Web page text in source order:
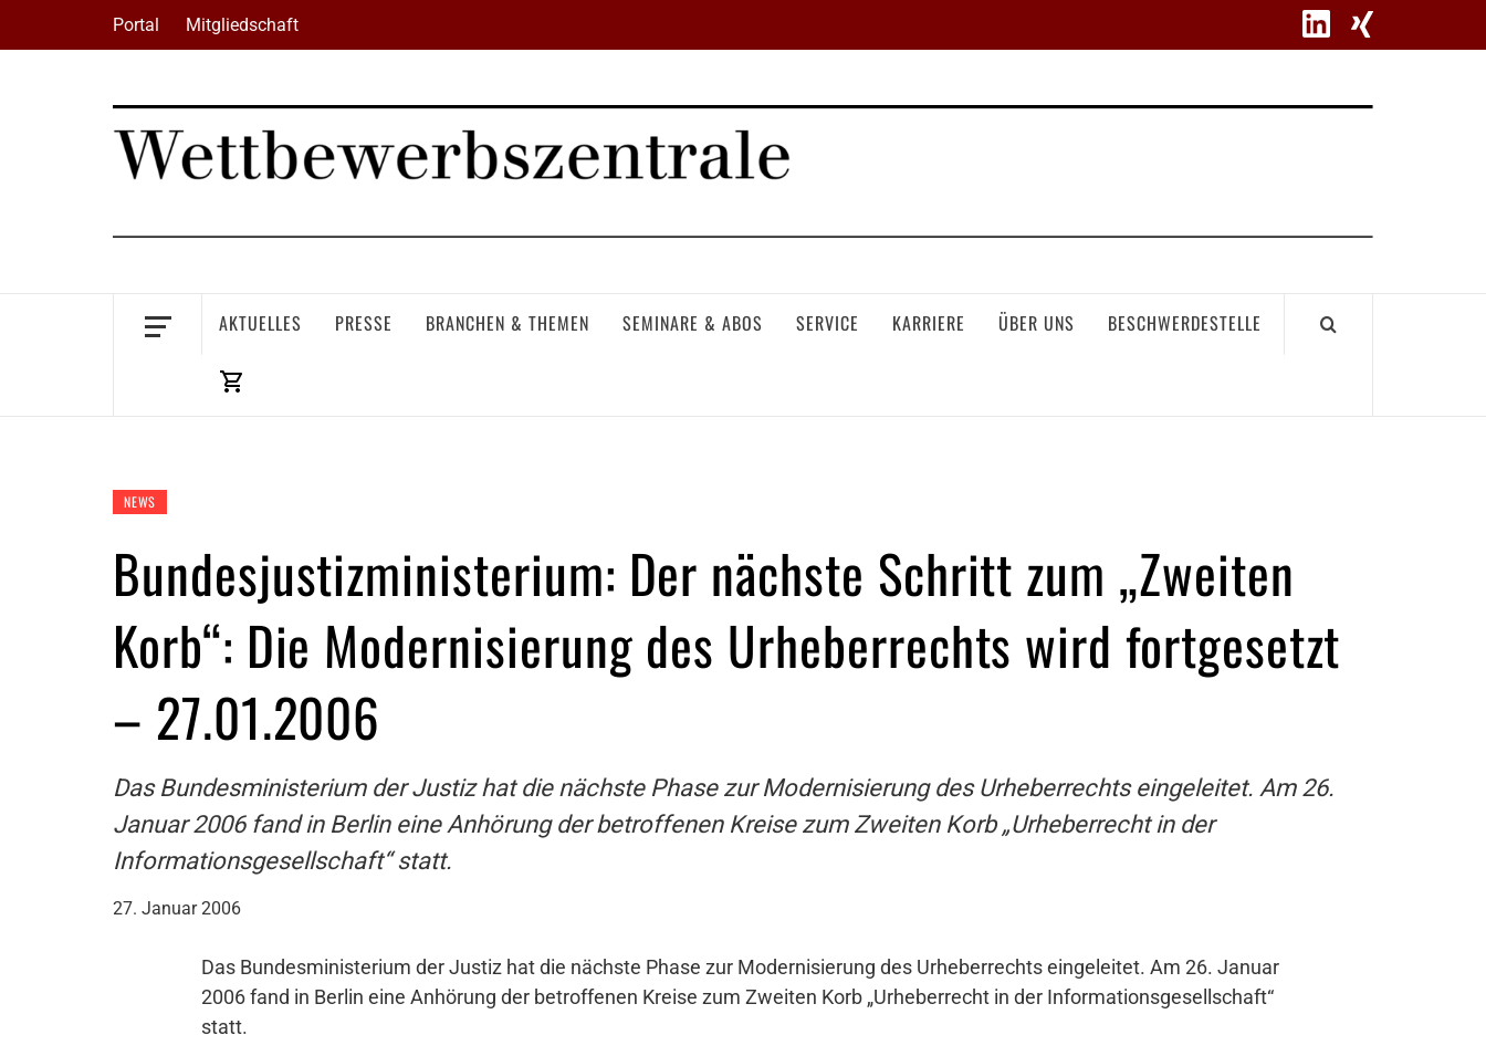
Portal Mitgliedschaft
AKTUELLES PRESSE BRANCHEN & THEMEN SEMINARE & ABOS SERVICE KARRIERE ÜBER UNS BESCHWERDESTELLE
NEWS
Bundesjustizministerium: Der nächste Schritt zum „Zweiten
Korb“: Die Modernisierung des Urheberrechts wird fortgesetzt
– 27.01.2006
Das Bundesministerium der Justiz hat die nächste Phase zur Modernisierung des Urheberrechts eingeleitet. Am 26.
Januar 2006 fand in Berlin eine Anhörung der betroffenen Kreise zum Zweiten Korb „Urheberrecht in der
Informationsgesellschaft“ statt.
27. Januar 2006
Das Bundesministerium der Justiz hat die nächste Phase zur Modernisierung des Urheberrechts eingeleitet. Am 26. Januar
2006 fand in Berlin eine Anhörung der betroffenen Kreise zum Zweiten Korb „Urheberrecht in der Informationsgesellschaft“
statt.